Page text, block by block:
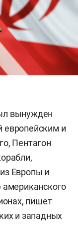
вынужден
европейским и
Пентагон
Европы и
пишет
и западных